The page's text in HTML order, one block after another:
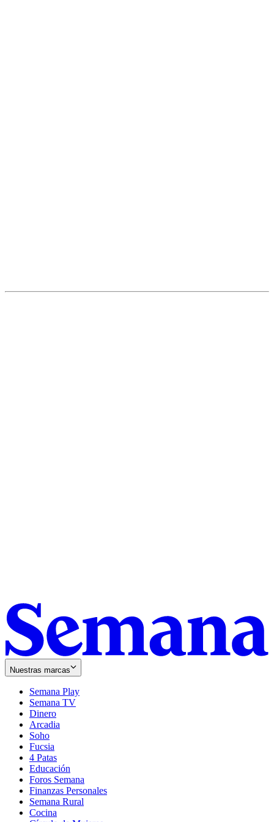
Nuestras marcas
Semana Play
Semana TV
Dinero
Arcadia
Soho
in
new
window
Fucsia
in
new
window
4 Patas
Educación
Foros Semana
Finanzas Personales
Semana Rural
Cocina